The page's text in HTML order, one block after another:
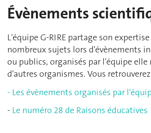
Évènements
L'équipe G-RIRE partage son
nombreux sujets lors d'évènements
ou publics, organisés par l'équipe elle
d'autres organismes. Vous
- Les évènements organisés par
- Le numéro 28 de Raisons éducatives